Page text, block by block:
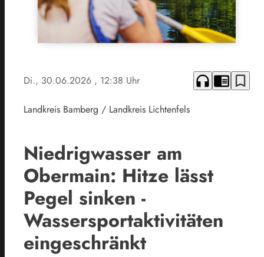
Di., 30.06.2026 , 12:38 Uhr headphones chrome_reader_mode bookmark_border
Landkreis Bamberg / Landkreis Lichtenfels
Niedrigwasser am
Obermain: Hitze lässt
Pegel sinken -
Wassersportaktivitäten
eingeschränkt